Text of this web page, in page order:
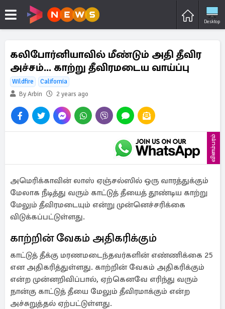
Desktop
கலிபோர்னியாவில் மீண்டும் அதி தீவிர
அச்சம்... காற்று தீவிரமடைய வாய்ப்பு
Wildfire
California
By Arbin
2 years ago
விளம்பரம்
அமெரிக்காவின் லாஸ் ஏஞ்சல்ஸில் ஒரு வாரத்துக்கும்
மேலாக நீடித்து வரும் காட்டுத் தீயைத் தூண்டிய காற்று
மேலும் தீவிரமடையும் என்று முன்னெச்சரிக்கை
விடுக்கப்பட்டுள்ளது.
காற்றின் வேகம் அதிகரிக்கும்
காட்டுத் தீக்கு மரணமடைந்தவர்களின் எண்ணிக்கை 25
என அதிகரித்துள்ளது. காற்றின் வேகம் அதிகரிக்கும்
என்ற முன்னறிவிப்பால், ஏற்கெனவே எரிந்து வரும்
நான்கு காட்டுத் தீயை மேலும் தீவிரமாக்கும் என்ற
அச்சுறுத்தல் ஏற்பட்டுள்ளது.